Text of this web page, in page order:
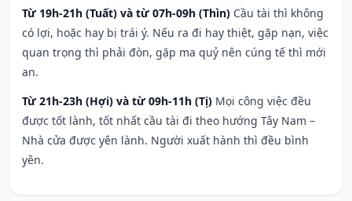
Từ 19h-21h (Tuất) và từ 07h-09h (Thìn) Cầu tài thì không
có lợi, hoặc hay bị trái ý. Nếu ra đi hay thiệt, gặp nạn, việc
quan trọng thì phải đòn, gặp ma quỷ nên cúng tế thì mới
an.
Từ 21h-23h (Hợi) và từ 09h-11h (Tị) Mọi công việc đều
được tốt lành, tốt nhất cầu tài đi theo hướng Tây Nam –
Nhà cửa được yên lành. Người xuất hành thì đều bình
yên.